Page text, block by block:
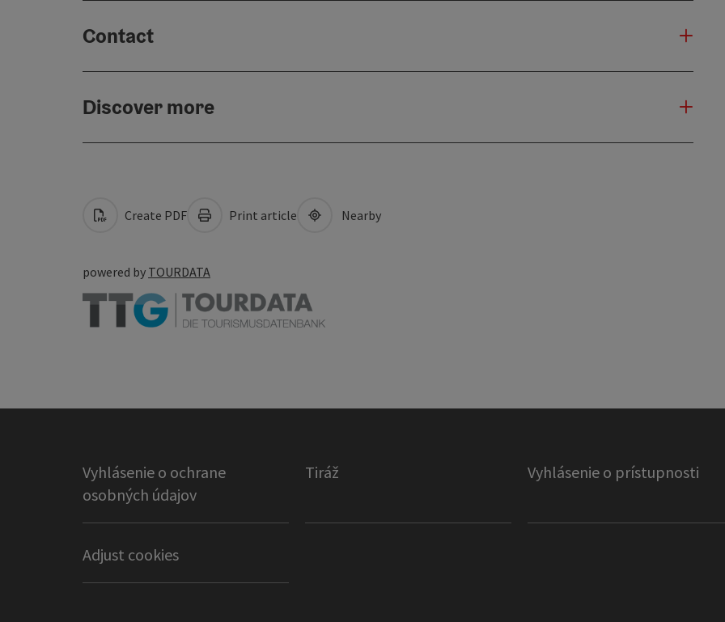
Contact
Discover more
Create PDF Print article Nearby
powered by TOURDATA
Vyhlásenie o ochrane
osobných údajov
Tiráž Vyhlásenie o prístupnosti
Adjust cookies